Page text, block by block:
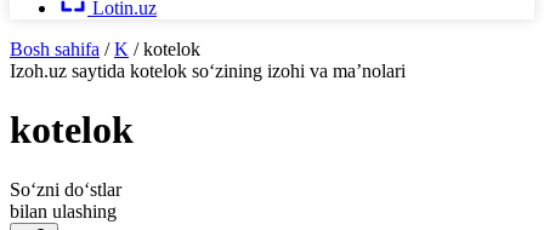
Lotin.uz
Bosh sahifa / K / kotelok
Izoh.uz saytida kotelok so‘zining izohi va ma’nolari
kotelok
So‘zni do‘stlar
bilan ulashing